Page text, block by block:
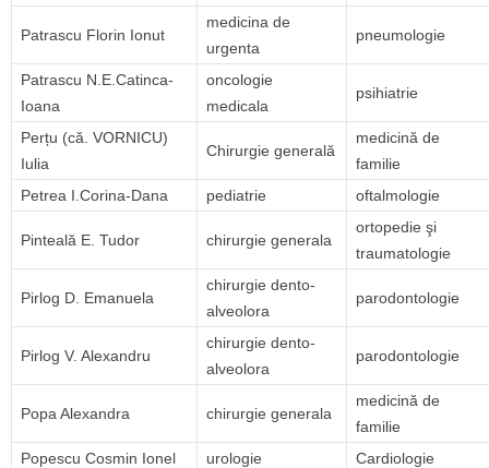
Patrascu Florin Ionut
medicina de
urgenta
pneumologie
Patrascu N.E.Catinca-
Ioana
oncologie
medicala
psihiatrie
Perțu (că. VORNICU)
Iulia
Chirurgie generală
medicină de
familie
Petrea I.Corina-Dana
pediatrie oftalmologie
Pinteală E. Tudor chirurgie generala
ortopedie şi
traumatologie
Pirlog D. Emanuela
chirurgie dento-
alveolora
parodontologie
Pirlog V. Alexandru
chirurgie dento-
alveolora
parodontologie
Popa Alexandra chirurgie generala
medicină de
familie
Popescu Cosmin Ionel
urologie
Cardiologie